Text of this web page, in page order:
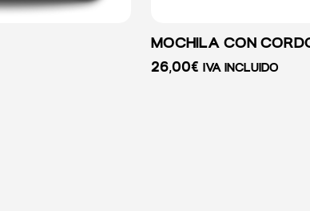
MOCHILA CON
26,00€ IVA INCLUIDO